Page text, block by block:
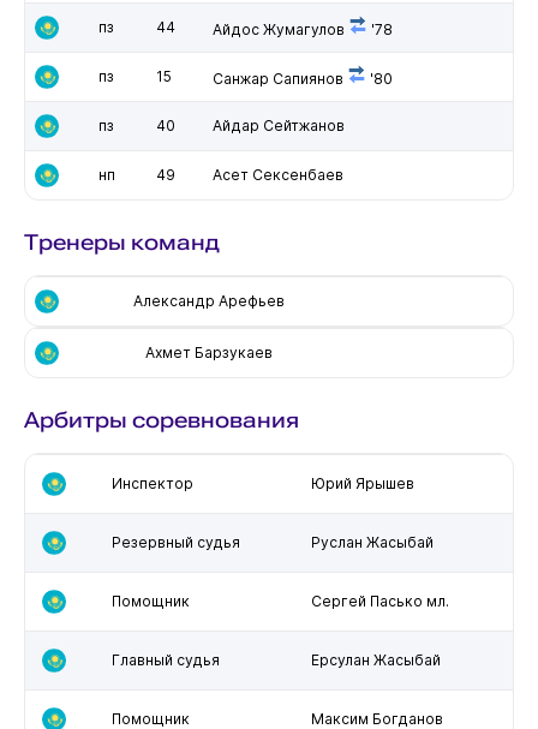
пз 44 Айдос Жумагулов '78
пз 15 Санжар Сапиянов '80
пз 40 Айдар Сейтжанов
нп 49 Асет Сексенбаев
Тренеры команд
Александр Арефьев
Ахмет Барзукаев
Арбитры соревнования
Инспектор Юрий Ярышев
Резервный судья Руслан Жасыбай
Помощник Сергей Пасько мл.
Главный судья Ерсулан Жасыбай
Помощник Максим Богданов